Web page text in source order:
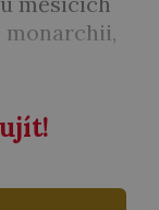
monarchii,